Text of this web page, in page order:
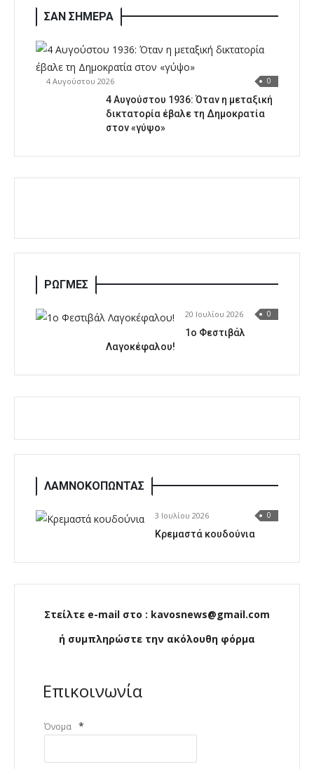
ΣΑΝ ΣΗΜΕΡΑ
4 Αυγούστου 2026 0
4 Αυγούστου 1936: Όταν η μεταξική
δικτατορία έβαλε τη Δημοκρατία
στον «γύψο»
ΡΩΓΜΕΣ
20 Ιουλίου 2026 0
1o Φεστιβάλ
Λαγοκέφαλου!
ΛΑΜΝΟΚΟΠΩΝΤΑΣ
3 Ιουλίου 2026 0
Κρεμαστά κουδούνια
Στείλτε e-mail στο : kavosnews@gmail.com
ή συμπληρώστε την ακόλουθη φόρμα
Επικοινωνία
Όνομα *